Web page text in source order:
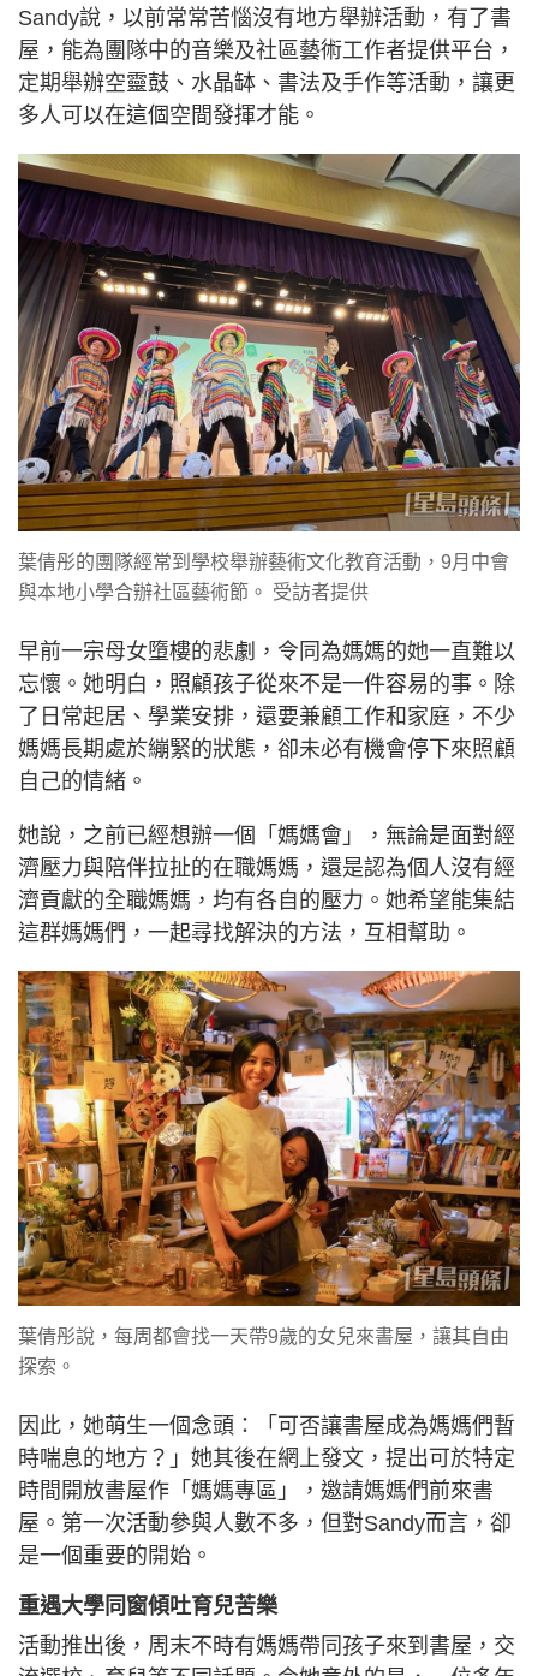
Sandy說，以前常常苦惱沒有地方舉辦活動，有了書
屋，能為團隊中的音樂及社區藝術工作者提供平台，
定期舉辦空靈鼓、水晶缽、書法及手作等活動，讓更
多人可以在這個空間發揮才能。
葉倩彤的團隊經常到學校舉辦藝術文化教育活動，9月中會
與本地小學合辦社區藝術節。 受訪者提供
早前一宗母女墮樓的悲劇，令同為媽媽的她一直難以
忘懷。她明白，照顧孩子從來不是一件容易的事。除
了日常起居、學業安排，還要兼顧工作和家庭，不少
媽媽長期處於繃緊的狀態，卻未必有機會停下來照顧
自己的情緒。
她說，之前已經想辦一個「媽媽會」，無論是面對經
濟壓力與陪伴拉扯的在職媽媽，還是認為個人沒有經
濟貢獻的全職媽媽，均有各自的壓力。她希望能集結
這群媽媽們，一起尋找解決的方法，互相幫助。
葉倩彤說，每周都會找一天帶9歲的女兒來書屋，讓其自由
探索。
因此，她萌生一個念頭：「可否讓書屋成為媽媽們暫
時喘息的地方？」她其後在網上發文，提出可於特定
時間開放書屋作「媽媽專區」，邀請媽媽們前來書
屋。第一次活動參與人數不多，但對Sandy而言，卻
是一個重要的開始。
重遇大學同窗傾吐育兒苦樂
活動推出後，周末不時有媽媽帶同孩子來到書屋，交